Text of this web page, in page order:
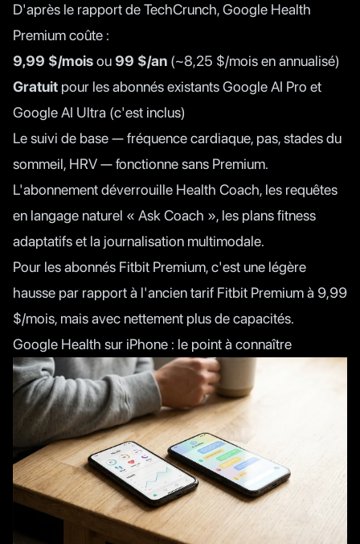
D'après le rapport de TechCrunch, Google Health
Premium coûte :
9,99 $/moisou99 $/an (~8,25 $/mois en annualisé)
Gratuit pour les abonnés existants Google AI Pro et
Google AI Ultra (c'est inclus)
Le suivi de base — fréquence cardiaque, pas, stades du
sommeil, HRV — fonctionne sans Premium.
L'abonnement déverrouille Health Coach, les requêtes
en langage naturel « Ask Coach », les plans fitness
adaptatifs et la journalisation multimodale.
Pour les abonnés Fitbit Premium, c'est une légère
hausse par rapport à l'ancien tarif Fitbit Premium à 9,99
$/mois, mais avec nettement plus de capacités.
Google Health sur iPhone : le point à connaître